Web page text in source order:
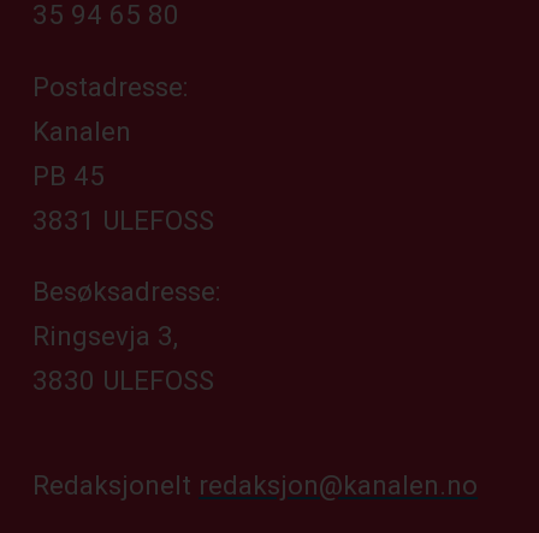
35 94 65 80
Postadresse:
Kanalen
PB 45
3831 ULEFOSS
Besøksadresse:
Ringsevja 3,
3830 ULEFOSS
Redaksjonelt redaksjon@kanalen.no